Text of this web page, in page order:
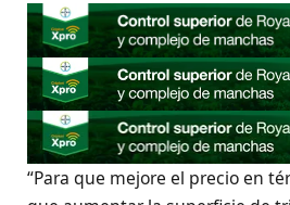
“Para que mejore el precio en